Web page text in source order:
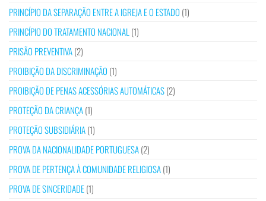
PRINCÍPIO DA SEPARAÇÃO ENTRE A IGREJA E O ESTADO (1)
PRINCÍPIO DO TRATAMENTO NACIONAL (1)
PRISÃO PREVENTIVA(2)
PROIBIÇÃO DA DISCRIMINAÇÃO (1)
PROIBIÇÃO DE PENAS ACESSÓRIAS AUTOMÁTICAS(2)
PROTEÇÃO DA CRIANÇA(1)
PROTEÇÃO SUBSIDIÁRIA(1)
PROVA DA NACIONALIDADE PORTUGUESA(2)
PROVA DE PERTENÇA À COMUNIDADE RELIGIOSA(1)
PROVA DE SINCERIDADE(1)